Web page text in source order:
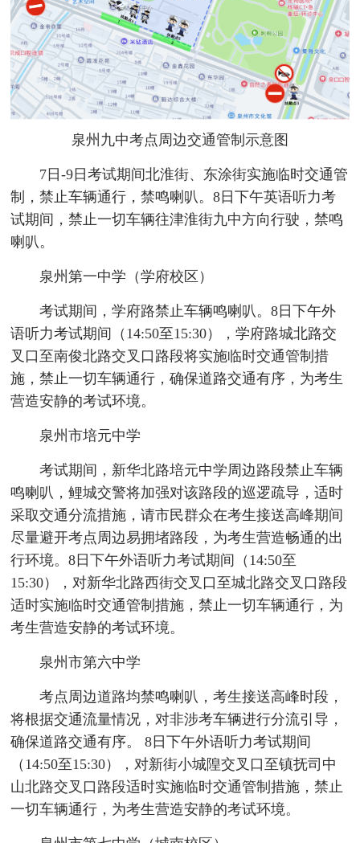
泉州九中考点周边交通管制示意图
7日-9日考试期间北淮街、东涂街实施临时交通管
制，禁止车辆通行，禁鸣喇叭。8日下午英语听力考
试期间，禁止一切车辆往津淮街九中方向行驶，禁鸣
喇叭。
泉州第一中学（学府校区）
考试期间，学府路禁止车辆鸣喇叭。8日下午外
语听力考试期间（14:50至15:30），学府路城北路交
叉口至南俊北路交叉口路段将实施临时交通管制措
施，禁止一切车辆通行，确保道路交通有序，为考生
营造安静的考试环境。
泉州市培元中学
考试期间，新华北路培元中学周边路段禁止车辆
鸣喇叭，鲤城交警将加强对该路段的巡逻疏导，适时
采取交通分流措施，请市民群众在考生接送高峰期间
尽量避开考点周边易拥堵路段，为考生营造畅通的出
行环境。8日下午外语听力考试期间（14:50至
15:30），对新华北路西街交叉口至城北路交叉口路段
适时实施临时交通管制措施，禁止一切车辆通行，为
考生营造安静的考试环境。
泉州市第六中学
考点周边道路均禁鸣喇叭，考生接送高峰时段，
将根据交通流量情况，对非涉考车辆进行分流引导，
确保道路交通有序。 8日下午外语听力考试期间
（14:50至15:30），对新街小城隍交叉口至镇抚司中
山北路交叉口路段适时实施临时交通管制措施，禁止
一切车辆通行，为考生营造安静的考试环境。